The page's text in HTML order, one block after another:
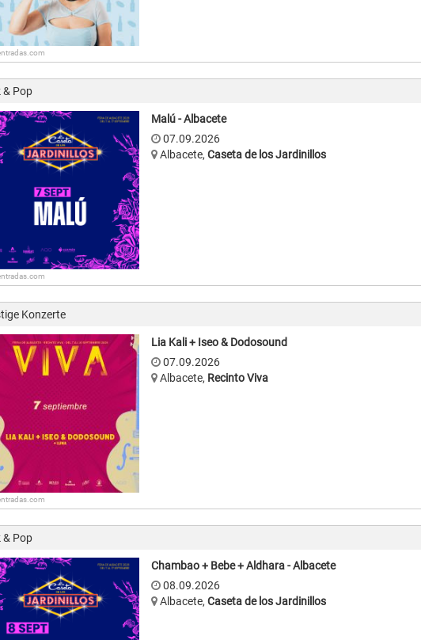
& Pop
Malú - Albacete
07.09.2026
Albacete, Caseta de los Jardinillos
Konzerte
Lia Kali + Iseo & Dodosound
07.09.2026
Albacete, Recinto Viva
& Pop
Chambao + Bebe + Aldhara - Albacete
08.09.2026
Albacete, Caseta de los Jardinillos